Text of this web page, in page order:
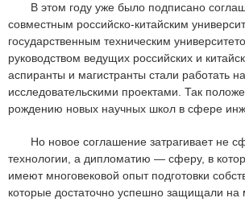
В этом году уже было подписано
совместным российско-китайским
государственным техническим
руководством ведущих российских и
аспиранты и магистранты стали работать
исследовательскими проектами. Так
рождению новых научных школ в сфере
Но новое соглашение затрагивает не
технологии, а дипломатию — сферу, в
имеют многовековой опыт подготовки
которые достаточно успешно защищали на